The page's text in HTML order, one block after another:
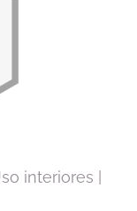
interiores |